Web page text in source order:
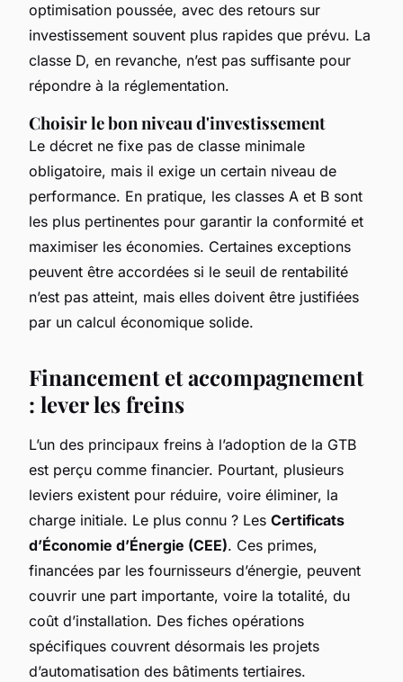
optimisation poussée, avec des retours sur
investissement souvent plus rapides que prévu. La
classe D, en revanche, n’est pas suffisante pour
répondre à la réglementation.
Choisir le bon niveau d'investissement
Le décret ne fixe pas de classe minimale
obligatoire, mais il exige un certain niveau de
performance. En pratique, les classes A et B sont
les plus pertinentes pour garantir la conformité et
maximiser les économies. Certaines exceptions
peuvent être accordées si le seuil de rentabilité
n’est pas atteint, mais elles doivent être justifiées
par un calcul économique solide.
Financement et accompagnement
: lever les freins
L’un des principaux freins à l’adoption de la GTB
est perçu comme financier. Pourtant, plusieurs
leviers existent pour réduire, voire éliminer, la
charge initiale. Le plus connu ? Les Certificats
d’Économie d’Énergie (CEE). Ces primes,
financées par les fournisseurs d’énergie, peuvent
couvrir une part importante, voire la totalité, du
coût d’installation. Des fiches opérations
spécifiques couvrent désormais les projets
d’automatisation des bâtiments tertiaires.